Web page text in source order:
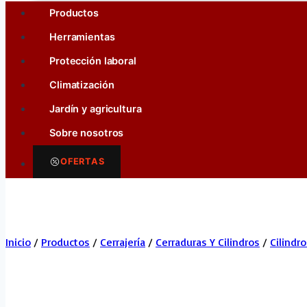
Productos
Herramientas
Protección laboral
Climatización
Jardín y agricultura
Sobre nosotros
OFERTAS
Inicio / Productos / Cerrajería / Cerraduras Y Cilindros /